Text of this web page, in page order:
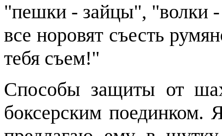
"пешки - зайцы", "волки -
все норовят съесть
тебя съем!"
Способы защиты от
боксерским поединком.